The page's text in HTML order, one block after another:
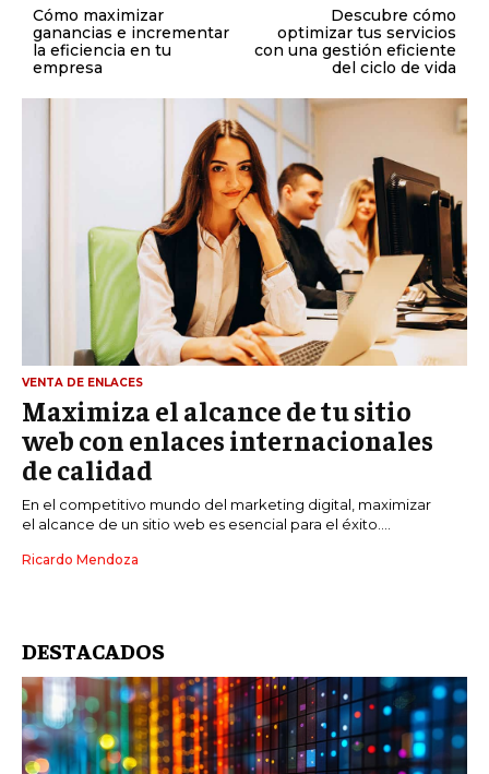
Cómo maximizar
ganancias e incrementar
la eficiencia en tu
empresa
Descubre cómo
optimizar tus servicios
con una gestión eficiente
del ciclo de vida
VENTA DE ENLACES
Maximiza el alcance de tu sitio
web con enlaces internacionales
de calidad
En el competitivo mundo del marketing digital, maximizar
el alcance de un sitio web es esencial para el éxito....
Ricardo Mendoza
DESTACADOS